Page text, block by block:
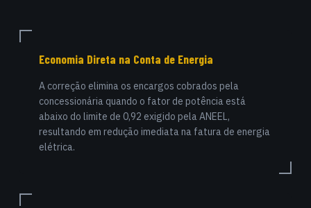
Economia Direta na Conta de Energia
A correção elimina os encargos cobrados pela
concessionária quando o fator de potência está
abaixo do limite de 0,92 exigido pela ANEEL,
resultando em redução imediata na fatura de energia
elétrica.